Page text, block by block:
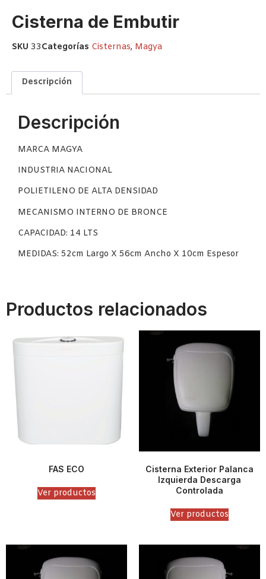
Cisterna de Embutir
SKU 33Categorías Cisternas, Magya
Descripción
Descripción
MARCA MAGYA
INDUSTRIA NACIONAL
POLIETILENO DE ALTA DENSIDAD
MECANISMO INTERNO DE BRONCE
CAPACIDAD: 14 LTS
MEDIDAS: 52cm Largo X 56cm Ancho X 10cm Espesor
Productos relacionados
FAS ECO
Ver productos
Cisterna Exterior Palanca
Izquierda Descarga
Controlada
Ver productos